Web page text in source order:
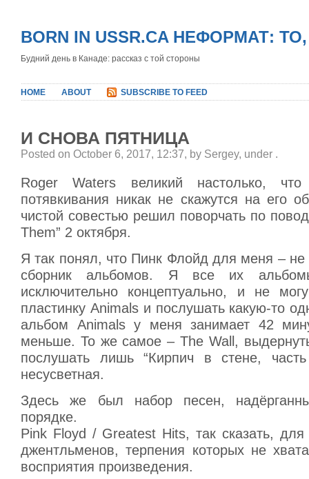
BORN IN USSR.CA НЕФОРМАТ:
Будний день в Канаде: рассказ с той стороны
HOME ABOUT SUBSCRIBE TO FEED
И СНОВА ПЯТНИЦА
Posted on October 6, 2017, 12:37, by Sergey, under .
Roger Waters великий настолько,
потявкивания никак не скажутся на его
чистой совестью решил поворчать по
Them” 2 октября.
Я так понял, что Пинк Флойд для меня – не
сборник альбомов. Я все их
исключительно концептуально, и не
пластинку Animals и послушать какую-то
альбом Animals у меня занимает 42
меньше. То же самое – The Wall,
послушать лишь “Кирпич в стене,
несусветная.
Здесь же был набор песен,
порядке.
Pink Floyd / Greatest Hits, так сказать,
джентльменов, терпения которых не
восприятия произведения.